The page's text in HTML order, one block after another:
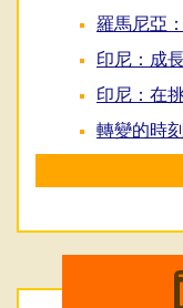
羅馬尼亞
印尼：成
印尼：在
轉變的時刻